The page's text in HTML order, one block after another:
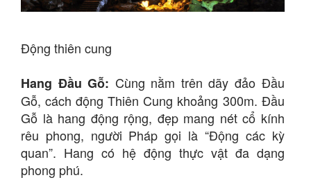
Động thiên cung
Hang Đầu Gỗ: Cùng nằm trên dãy đảo Đầu
Gỗ, cách động Thiên Cung khoảng 300m. Đầu
Gỗ là hang động rộng, đẹp mang nét cổ kính
rêu phong, người Pháp gọi là “Động các kỳ
quan”. Hang có hệ động thực vật đa dạng
phong phú.